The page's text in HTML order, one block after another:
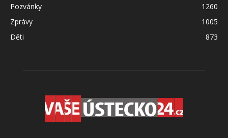
Pozvánky
1260
Zprávy
1005
Děti
873